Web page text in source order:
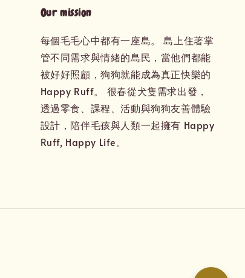
Our mission
每個毛毛心中都有一座島。 島上住著掌
管不同需求與情緒的島民，當他們都能
被好好照顧，狗狗就能成為真正快樂的
Happy Ruff。 很春從犬隻需求出發，
透過零食、課程、活動與狗狗友善體驗
設計，陪伴毛孩與人類一起擁有 Happy
Ruff, Happy Life。